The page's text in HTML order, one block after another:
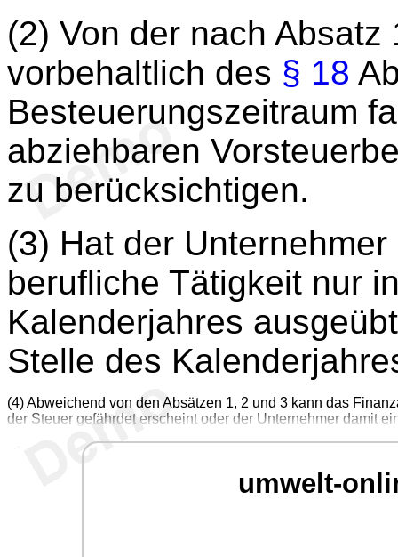
(2) Von der nach
vorbehaltlich des § 18
Besteuerungszeitraum
abziehbaren
zu berücksichtigen.
(3) Hat der
berufliche Tätigkeit nur
Kalenderjahres
Stelle des
(4) Abweichend von den Absätzen 1, 2 und 3 kann das
der Steuer gefährdet erscheint oder der Unternehmer damit
umwelt-